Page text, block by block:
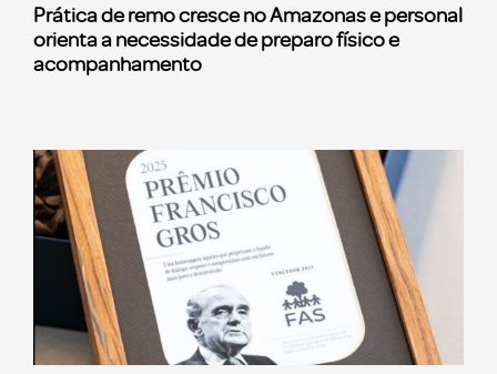
Prática de remo cresce no Amazonas e personal
orienta a necessidade de preparo físico e
acompanhamento